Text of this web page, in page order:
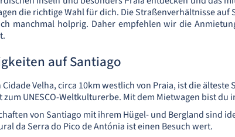
die richtige Wahl für dich. Die Straßenverhältnisse auf
manchmal holprig. Daher empfehlen wir die
auf Santiago
Velha, circa 10km westlich von Praia, ist die älteste
zum UNESCO-Weltkulturerbe. Mit dem Mietwagen bist du
von Santiago mit ihrem Hügel- und Bergland sind
da Serra do Pico de Antónia ist einen Besuch wert.